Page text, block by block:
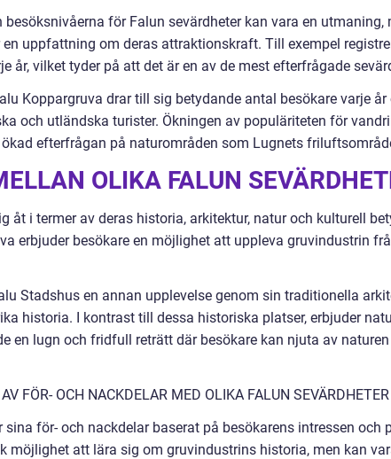
för Falun sevärdheter kan vara en utmaning,
uppfattning om deras attraktionskraft. Till exempel
år, vilket tyder på att det är en av de mest efterfrågade
Koppargruva drar till sig betydande antal besökare varje
och utländska turister. Ökningen av populäriteten för
efterfrågan på naturområden som Lugnets
OLIKA FALUN
åt i termer av deras historia, arkitektur, natur och kulturell
erbjuder besökare en möjlighet att uppleva gruvindustrin
Stadshus en annan upplevelse genom sin traditionella
historia. I kontrast till dessa historiska platser, erbjuder
en lugn och fridfull reträtt där besökare kan njuta av
FÖR- OCH NACKDELAR MED OLIKA FALUN SEVÄRDHETER
för- och nackdelar baserat på besökarens intressen och
möjlighet att lära sig om gruvindustrins historia, men kan